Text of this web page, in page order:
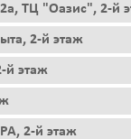
ТЦ "Оазис", 2-й
2-й этаж
й этаж
2-й этаж